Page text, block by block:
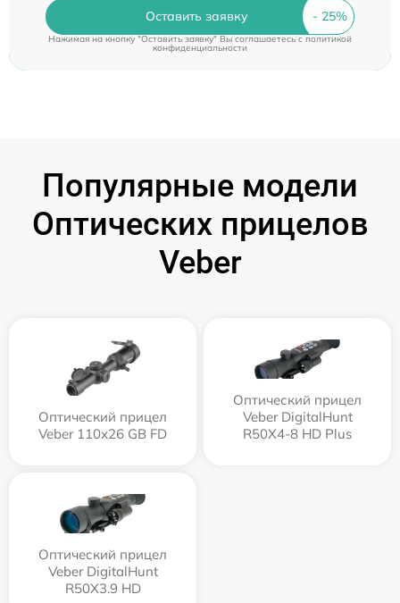
Оставить заявку
Нажимая на кнопку "Оставить заявку" Вы соглашаетесь cполитикой
конфиденциальности
Популярные модели
Оптических прицелов
Veber
Оптический прицел
Veber 110х26 GB FD
Оптический прицел
Veber DigitalHunt
R50X4-8 HD Plus
Оптический прицел
Veber DigitalHunt
R50X3.9 HD